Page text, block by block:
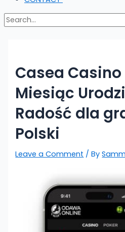
Casea
Miesiąc
Radość dla
Polski
Leave a Comment / By